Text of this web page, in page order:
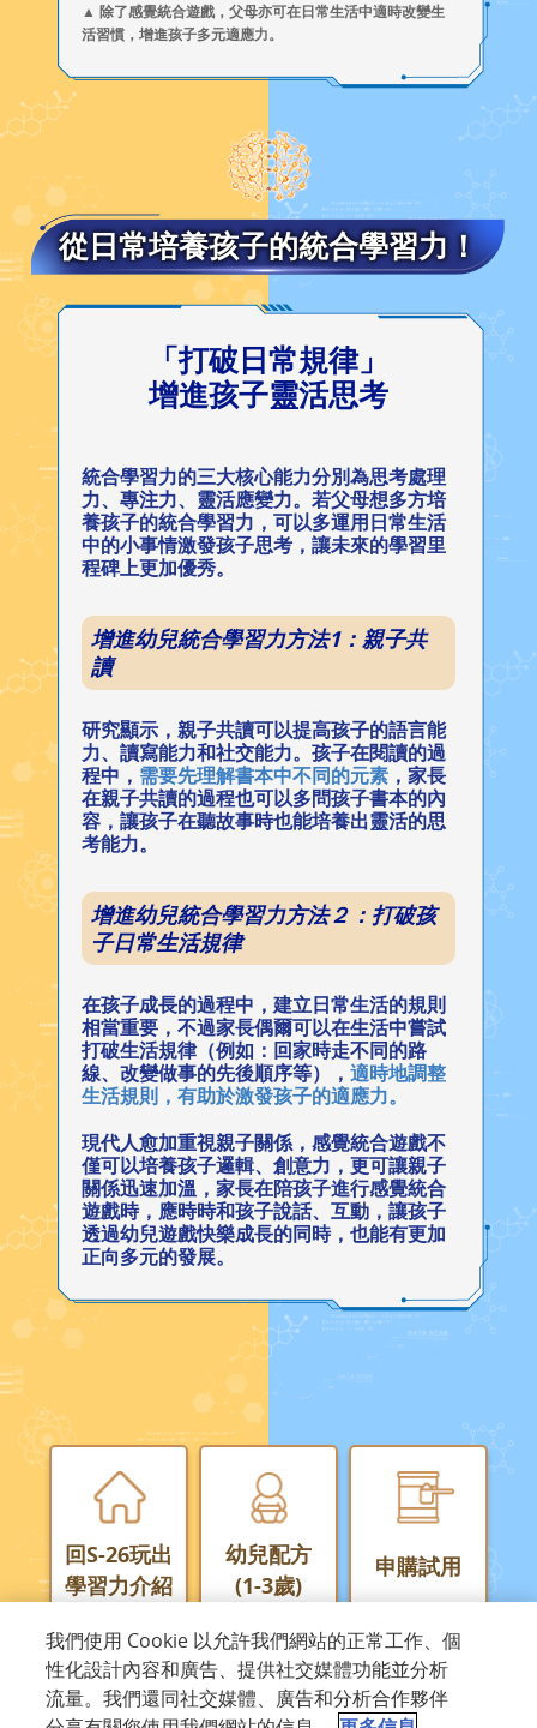
▲ 除了感覺統合遊戲，父母亦可在日常生活中適時改變生
活習慣，增進孩子多元適應力。
從日常培養孩子的統合學習力！
「打破日常規律」
增進孩子靈活思考
統合學習力的三大核心能力分別為思考處理
力、專注力、靈活應變力。若父母想多方培
養孩子的統合學習力，可以多運用日常生活
中的小事情激發孩子思考，讓未來的學習里
程碑上更加優秀。
增進幼兒統合學習力方法1：親子共
讀
研究顯示，親子共讀可以提高孩子的語言能
力、讀寫能力和社交能力。孩子在閱讀的過
程中， 需要先理解書本中不同的元素 ，家長
在親子共讀的過程也可以多問孩子書本的內
容，讓孩子在聽故事時也能培養出靈活的思
考能力。
增進幼兒統合學習力方法２：打破孩
子日常生活規律
在孩子成長的過程中，建立日常生活的規則
相當重要，不過家長偶爾可以在生活中嘗試
打破生活規律（例如：回家時走不同的路
線、改變做事的先後順序等）， 適時地調整
生活規則，有助於激發孩子的適應力。
現代人愈加重視親子關係，感覺統合遊戲不
僅可以培養孩子邏輯、創意力，更可讓親子
關係迅速加溫，家長在陪孩子進行感覺統合
遊戲時，應時時和孩子說話、互動，讓孩子
透過幼兒遊戲快樂成長的同時，也能有更加
正向多元的發展。
回S-26玩出
學習力介紹
幼兒配方
(1-3歲)
申購試用
我們使用 Cookie 以允許我們網站的正常工作、個
性化設計內容和廣告、提供社交媒體功能並分析
流量。我們還同社交媒體、廣告和分析合作夥伴